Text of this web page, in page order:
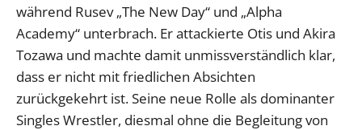
während Rusev „The New Day“ und „Alpha
Academy“ unterbrach. Er attackierte Otis und Akira
Tozawa und machte damit unmissverständlich klar,
dass er nicht mit friedlichen Absichten
zurückgekehrt ist. Seine neue Rolle als dominanter
Singles Wrestler, diesmal ohne die Begleitung von